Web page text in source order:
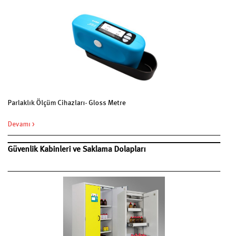
Parlaklık Ölçüm Cihazları- Gloss Metre
Devamı >
Güvenlik Kabinleri ve Saklama Dolapları